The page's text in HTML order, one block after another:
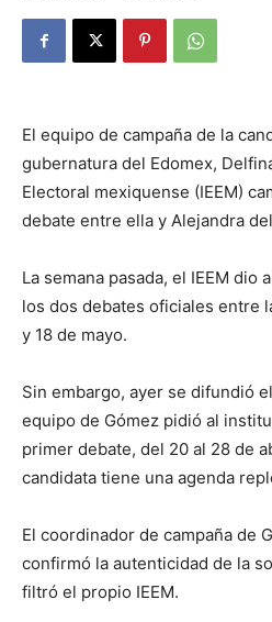
El equipo de campaña de la
gubernatura del Edomex,
Electoral mexiquense (IEEM)
debate entre ella y Alejandra
La semana pasada, el IEEM dio
los dos debates oficiales entre
y 18 de mayo.
Sin embargo, ayer se difundió
equipo de Gómez pidió al
primer debate, del 20 al 28 de
candidata tiene una agenda
El coordinador de campaña de
confirmó la autenticidad de la
filtró el propio IEEM.